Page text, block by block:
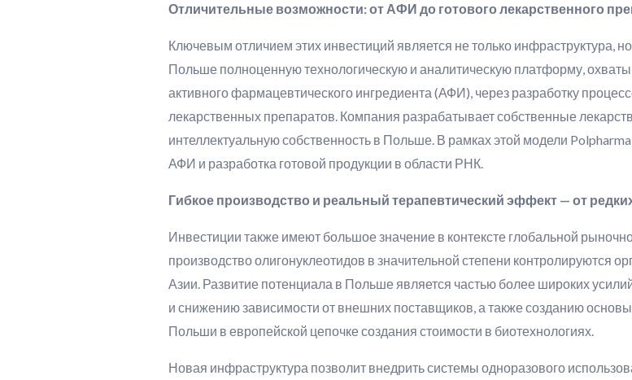
Отличительные возможности: от АФИ до готового лекарственного
Ключевым отличием этих инвестиций является не только инфраструктура,
Польше полноценную технологическую и аналитическую платформу,
активного фармацевтического ингредиента (АФИ), через разработку
лекарственных препаратов. Компания разрабатывает собственные
интеллектуальную собственность в Польше. В рамках этой модели
АФИ и разработка готовой продукции в области РНК.
Гибкое производство и реальный терапевтический эффект — от
Инвестиции также имеют большое значение в контексте глобальной
производство олигонуклеотидов в значительной степени контролируются
Азии. Развитие потенциала в Польше является частью более широких
и снижению зависимости от внешних поставщиков, а также созданию
Польши в европейской цепочке создания стоимости в биотехнологиях.
Новая инфраструктура позволит внедрить системы одноразового